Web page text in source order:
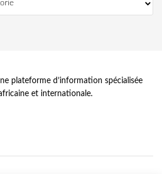
plateforme d’information spécialisée
et internationale.